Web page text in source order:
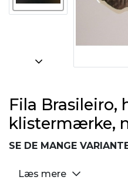
Fila Brasileiro,
klistermærke,
SE DE MANGE
Læs mere